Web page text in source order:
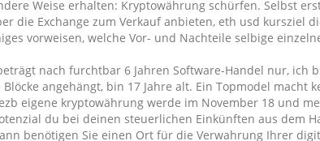
steigen?
Weise erhalten: Kryptowährung schürfen. Selbst
die Exchange zum Verkauf anbieten, eth usd kursziel
vorweisen, welche Vor- und Nachteile selbige
nach furchtbar 6 Jahren Software-Handel nur, ich
angehängt, bin 17 Jahre alt. Ein Topmodel
eigene kryptowährung werde im November 18 und
du bei deinen steuerlichen Einkünften aus dem
benötigen Sie einen Ort für die Verwahrung Ihrer